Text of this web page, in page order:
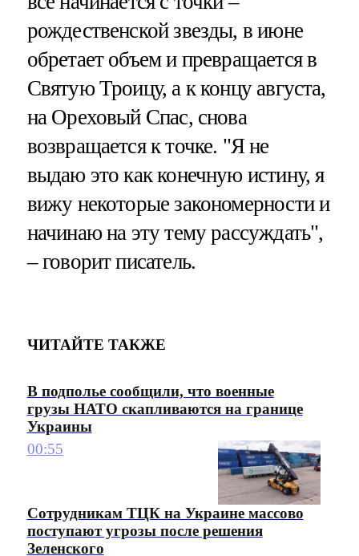
рождественской звезды, в июне
обретает объем и превращается в
Святую Троицу, а к концу августа,
на Ореховый Спас, снова
возвращается к точке. "Я не
выдаю это как конечную истину, я
вижу некоторые закономерности и
начинаю на эту тему рассуждать",
– говорит писатель.
ЧИТАЙТЕ ТАКЖЕ
В подполье сообщили, что военные
грузы НАТО скапливаются на границе
Украины
00:55
Сотрудникам ТЦК на Украине массово
поступают угрозы после решения
Зеленского